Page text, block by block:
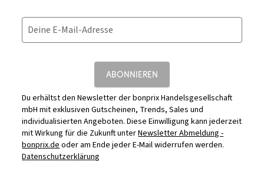
Deine E-Mail-Adresse
ABONNIEREN
Du erhältst den Newsletter der bonprix Handelsgesellschaft
mbH mit exklusiven Gutscheinen, Trends, Sales und
individualisierten Angeboten. Diese Einwilligung kann jederzeit
mit Wirkung für die Zukunft unterNewsletter Abmeldung -
bonprix.deoder am Ende jeder E-Mail widerrufen werden.
Datenschutzerklärung